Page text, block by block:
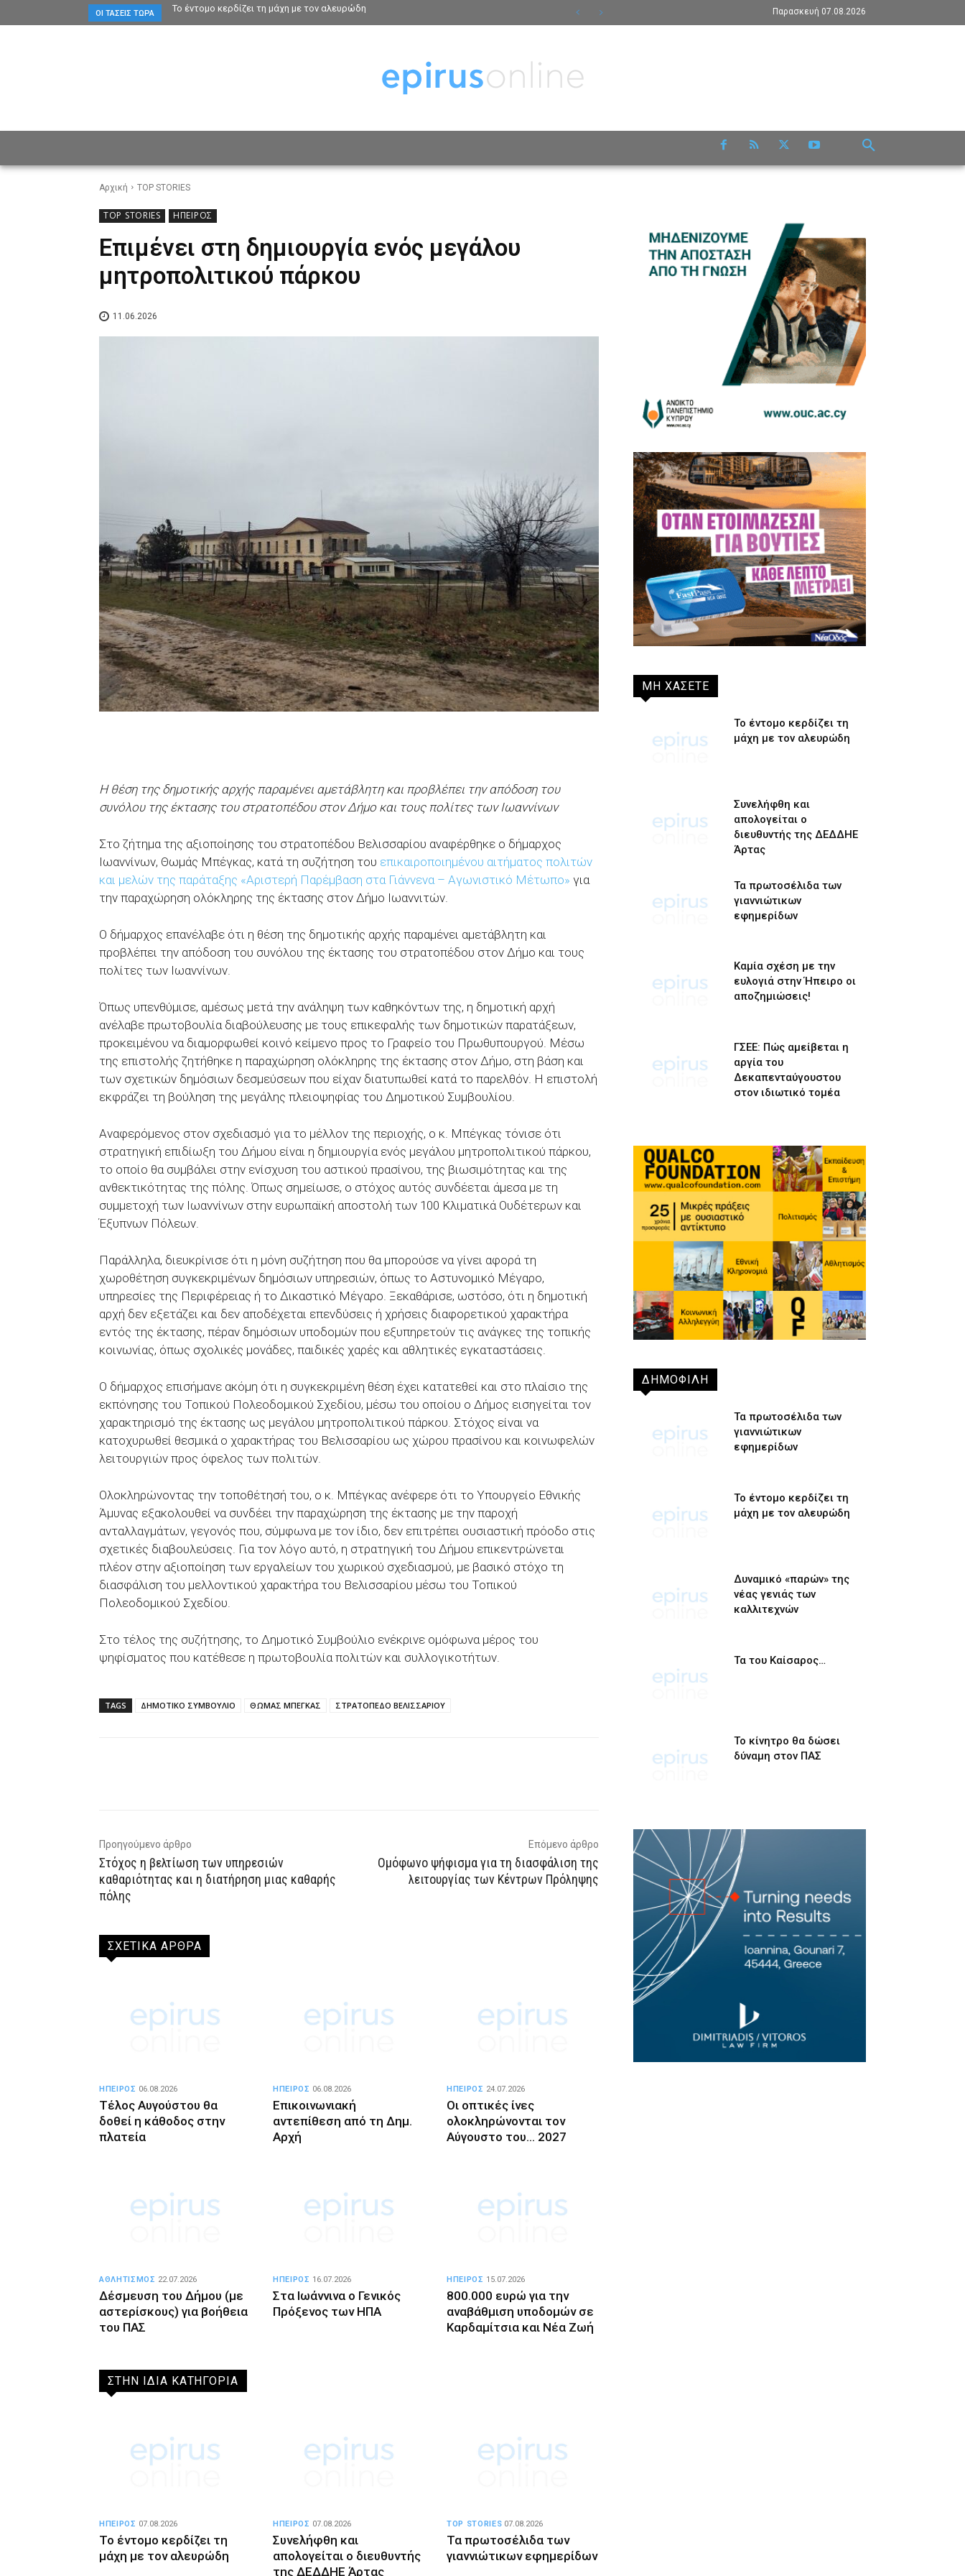
ΟΙ ΤΆΣΕΙΣ ΤΏΡΑ Το έντομο κερδίζει τη μάχη με τον αλευρώδη Παρασκευή 07.08.2026
Αρχική TOP STORIES
TOP STORIES ΗΠΕΙΡΟΣ
Επιμένει στη δημιουργία ενός μεγάλου
μητροπολιτικού πάρκου
11.06.2026
Η θέση της δημοτικής αρχής παραμένει αμετάβλητη και προβλέπει την απόδοση του
συνόλου της έκτασης του στρατοπέδου στον Δήμο και τους πολίτες των Ιωαννίνων
Στο ζήτημα της αξιοποίησης του στρατοπέδου Βελισσαρίου αναφέρθηκε ο δήμαρχος
Ιωαννίνων, Θωμάς Μπέγκας, κατά τη συζήτηση του επικαιροποιημένου αιτήματος πολιτών
και μελών της παράταξης «Αριστερή Παρέμβαση στα Γιάννενα – Αγωνιστικό Μέτωπο» για
την παραχώρηση ολόκληρης της έκτασης στον Δήμο Ιωαννιτών.
Ο δήμαρχος επανέλαβε ότι η θέση της δημοτικής αρχής παραμένει αμετάβλητη και
προβλέπει την απόδοση του συνόλου της έκτασης του στρατοπέδου στον Δήμο και τους
πολίτες των Ιωαννίνων.
Όπως υπενθύμισε, αμέσως μετά την ανάληψη των καθηκόντων της, η δημοτική αρχή
ανέλαβε πρωτοβουλία διαβούλευσης με τους επικεφαλής των δημοτικών παρατάξεων,
προκειμένου να διαμορφωθεί κοινό κείμενο προς το Γραφείο του Πρωθυπουργού. Μέσω
της επιστολής ζητήθηκε η παραχώρηση ολόκληρης της έκτασης στον Δήμο, στη βάση και
των σχετικών δημόσιων δεσμεύσεων που είχαν διατυπωθεί κατά το παρελθόν. Η επιστολή
εκφράζει τη βούληση της μεγάλης πλειοψηφίας του Δημοτικού Συμβουλίου.
Αναφερόμενος στον σχεδιασμό για το μέλλον της περιοχής, ο κ. Μπέγκας τόνισε ότι
στρατηγική επιδίωξη του Δήμου είναι η δημιουργία ενός μεγάλου μητροπολιτικού πάρκου,
το οποίο θα συμβάλει στην ενίσχυση του αστικού πρασίνου, της βιωσιμότητας και της
ανθεκτικότητας της πόλης. Όπως σημείωσε, ο στόχος αυτός συνδέεται άμεσα με τη
συμμετοχή των Ιωαννίνων στην ευρωπαϊκή αποστολή των 100 Κλιματικά Ουδέτερων και
Έξυπνων Πόλεων.
Παράλληλα, διευκρίνισε ότι η μόνη συζήτηση που θα μπορούσε να γίνει αφορά τη
χωροθέτηση συγκεκριμένων δημόσιων υπηρεσιών, όπως το Αστυνομικό Μέγαρο,
υπηρεσίες της Περιφέρειας ή το Δικαστικό Μέγαρο. Ξεκαθάρισε, ωστόσο, ότι η δημοτική
αρχή δεν εξετάζει και δεν αποδέχεται επενδύσεις ή χρήσεις διαφορετικού χαρακτήρα
εντός της έκτασης, πέραν δημόσιων υποδομών που εξυπηρετούν τις ανάγκες της τοπικής
κοινωνίας, όπως σχολικές μονάδες, παιδικές χαρές και αθλητικές εγκαταστάσεις.
Ο δήμαρχος επισήμανε ακόμη ότι η συγκεκριμένη θέση έχει κατατεθεί και στο πλαίσιο της
εκπόνησης του Τοπικού Πολεοδομικού Σχεδίου, μέσω του οποίου ο Δήμος εισηγείται τον
χαρακτηρισμό της έκτασης ως μεγάλου μητροπολιτικού πάρκου. Στόχος είναι να
κατοχυρωθεί θεσμικά ο χαρακτήρας του Βελισσαρίου ως χώρου πρασίνου και κοινωφελών
λειτουργιών προς όφελος των πολιτών.
Ολοκληρώνοντας την τοποθέτησή του, ο κ. Μπέγκας ανέφερε ότι το Υπουργείο Εθνικής
Άμυνας εξακολουθεί να συνδέει την παραχώρηση της έκτασης με την παροχή
ανταλλαγμάτων, γεγονός που, σύμφωνα με τον ίδιο, δεν επιτρέπει ουσιαστική πρόοδο στις
σχετικές διαβουλεύσεις. Για τον λόγο αυτό, η στρατηγική του Δήμου επικεντρώνεται
πλέον στην αξιοποίηση των εργαλείων του χωρικού σχεδιασμού, με βασικό στόχο τη
διασφάλιση του μελλοντικού χαρακτήρα του Βελισσαρίου μέσω του Τοπικού
Πολεοδομικού Σχεδίου.
Στο τέλος της συζήτησης, το Δημοτικό Συμβούλιο ενέκρινε ομόφωνα μέρος του
ψηφίσματος που κατέθεσε η πρωτοβουλία πολιτών και συλλογικοτήτων.
TAGS ΔΗΜΟΤΙΚΟ ΣΥΜΒΟΥΛΙΟ ΘΩΜΑΣ ΜΠΕΓΚΑΣ ΣΤΡΑΤΟΠΕΔΟ ΒΕΛΙΣΣΑΡΙΟΥ
Προηγούμενο άρθρο
Στόχος η βελτίωση των υπηρεσιών
καθαριότητας και η διατήρηση μιας καθαρής
πόλης
Επόμενο άρθρο
Ομόφωνο ψήφισμα για τη διασφάλιση της
λειτουργίας των Κέντρων Πρόληψης
ΣΧΕΤΙΚΑ ΑΡΘΡΑ
Τέλος Αυγούστου θα
δοθεί η κάθοδος στην
πλατεία
ΗΠΕΙΡΟΣ 06.08.2026
Επικοινωνιακή
αντεπίθεση από τη Δημ.
Αρχή
ΗΠΕΙΡΟΣ 06.08.2026
Οι οπτικές ίνες
ολοκληρώνονται τον
Αύγουστο του… 2027
ΗΠΕΙΡΟΣ 24.07.2026
Δέσμευση του Δήμου (με
αστερίσκους) για βοήθεια
του ΠΑΣ
ΑΘΛΗΤΙΣΜΟΣ 22.07.2026
Στα Ιωάννινα ο Γενικός
Πρόξενος των ΗΠΑ
ΗΠΕΙΡΟΣ 16.07.2026
800.000 ευρώ για την
αναβάθμιση υποδομών σε
Καρδαμίτσια και Νέα Ζωή
ΗΠΕΙΡΟΣ 15.07.2026
ΣΤΗΝ ΙΔΙΑ ΚΑΤΗΓΟΡΙΑ
Το έντομο κερδίζει τη
μάχη με τον αλευρώδη
ΗΠΕΙΡΟΣ 07.08.2026
Συνελήφθη και
απολογείται ο διευθυντής
της ΔΕΔΔΗΕ Άρτας
ΗΠΕΙΡΟΣ 07.08.2026
Τα πρωτοσέλιδα των
γιαννιώτικων εφημερίδων
TOP STORIES 07.08.2026
ΜΗ ΧΑΣΕΤΕ
Το έντομο κερδίζει τη
μάχη με τον αλευρώδη
Συνελήφθη και
απολογείται ο
διευθυντής της ΔΕΔΔΗΕ
Άρτας
Τα πρωτοσέλιδα των
γιαννιώτικων
εφημερίδων
Καμία σχέση με την
ευλογιά στην Ήπειρο οι
αποζημιώσεις!
ΓΣΕΕ: Πώς αμείβεται η
αργία του
Δεκαπενταύγουστου
στον ιδιωτικό τομέα
ΔΗΜΟΦΙΛΗ
Τα πρωτοσέλιδα των
γιαννιώτικων
εφημερίδων
Το έντομο κερδίζει τη
μάχη με τον αλευρώδη
Δυναμικό «παρών» της
νέας γενιάς των
καλλιτεχνών
Τα του Καίσαρος…
Το κίνητρο θα δώσει
δύναμη στον ΠΑΣ